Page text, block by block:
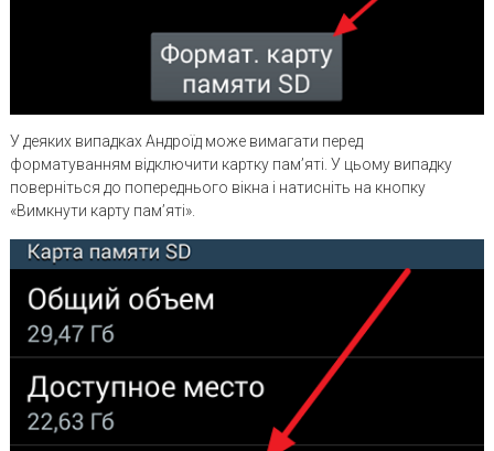
У деяких випадках Андроїд може вимагати перед
форматуванням відключити картку пам’яті. У цьому випадку
поверніться до попереднього вікна і натисніть на кнопку
«Вимкнути карту пам’яті».